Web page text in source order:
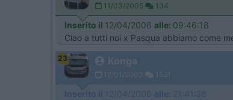
11/03/2005 134
Inserito il 12/04/2006 alle: 09:46:18
Ciao a tutti noi x Pasqua abbiamo come
23 Konga
12/01/2003 1591
Inserito il 12/04/2006 alle: 21:41:28